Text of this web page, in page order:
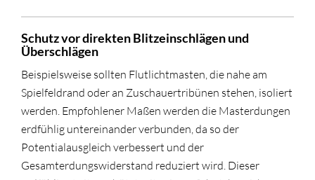
Schutz vor direkten Blitzeinschlägen und
Überschlägen
Beispielsweise sollten Flutlichtmasten, die nahe am
Spielfeldrand oder an Zuschauertribünen stehen, isoliert
werden. Empfohlener Maßen werden die Masterdungen
erdfühlig untereinander verbunden, da so der
Potentialausgleich verbessert und der
Gesamterdungswiderstand reduziert wird. Dieser